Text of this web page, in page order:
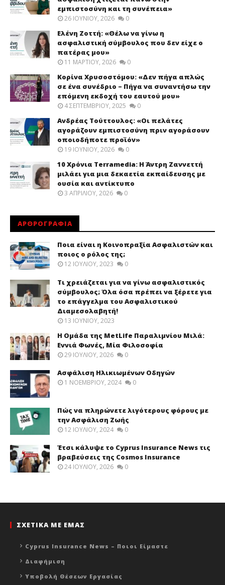
εμπιστοσύνη και τη συνέπεια»
26 ΙΟΥΝΊΟΥ, 2026 0
Ελένη Ζοττή: «Θέλω να γίνω η
ασφαλιστική σύμβουλος που δεν είχε ο
πατέρας μου»
11 ΜΑΡΤΊΟΥ, 2026 0
Κορίνα Χρυσοστόμου: «Δεν πήγα απλώς
σε ένα συνέδριο – Πήγα να συναντήσω την
επόμενη εκδοχή του εαυτού μου»
4 ΣΕΠΤΕΜΒΡΊΟΥ, 2025 0
Ανδρέας Τούττουλος: «Οι πελάτες
αγοράζουν εμπιστοσύνη πριν αγοράσουν
οποιοδήποτε προϊόν»
19 ΙΟΥΝΊΟΥ, 2026 0
10 Χρόνια Terramedia: Η Άντρη Ζαννεττή
μιλάει για μια δεκαετία εκπαίδευσης με
ουσία και αντίκτυπο
3 ΑΠΡΙΛΊΟΥ, 2026 0
ΑΡΘΡΟΓΡΑΦΙΑ
Ποια είναι η Κοινοπραξία Ασφαλιστών και
ποιος ο ρόλος της;
12 ΙΟΥΛΊΟΥ, 2023 0
Τι χρειάζεται για να γίνω ασφαλιστικός
σύμβουλος; Όλα όσα πρέπει να ξέρετε για
το επάγγελμα του Ασφαλιστικού
Διαμεσολαβητή!
13 ΙΟΥΝΊΟΥ, 2023
Η Ομάδα της MetLife Παραλιμνίου Μιλά:
Εννιά Φωνές, Μία Φιλοσοφία
29 ΙΟΥΛΊΟΥ, 2026 0
Ασφάλιση Ηλικιωμένων Οδηγών
1 ΝΟΕΜΒΡΊΟΥ, 2024 0
Πώς να πληρώνετε λιγότερους φόρους με
την Ασφάλιση Ζωής
12 ΙΟΥΛΊΟΥ, 2024 0
Έτσι κάλυψε το Cyprus Insurance News τις
βραβεύσεις της Cosmos Insurance
24 ΙΟΥΛΊΟΥ, 2026 0
ΣΧΕΤΙΚΑ ΜΕ ΕΜΑΣ
Cyprus Insurance News – Ποιοι Είμαστε
Διαφήμιση
Υποβολή Θέσεων Εργασίας